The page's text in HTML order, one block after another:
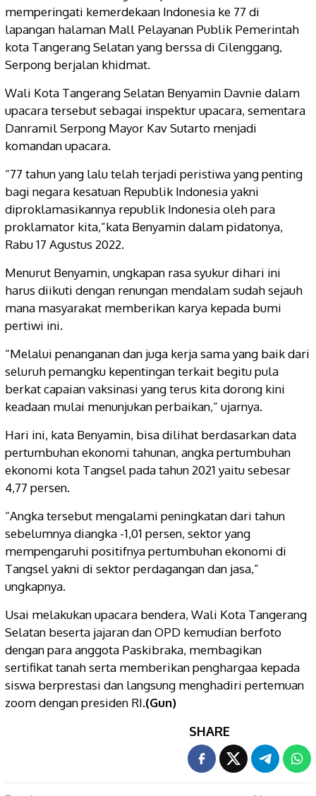
memperingati kemerdekaan Indonesia ke 77 di
lapangan halaman Mall Pelayanan Publik Pemerintah
kota Tangerang Selatan yang berssa di Cilenggang,
Serpong berjalan khidmat.
Wali Kota Tangerang Selatan Benyamin Davnie dalam
upacara tersebut sebagai inspektur upacara, sementara
Danramil Serpong Mayor Kav Sutarto menjadi
komandan upacara.
“77 tahun yang lalu telah terjadi peristiwa yang penting
bagi negara kesatuan Republik Indonesia yakni
diproklamasikannya republik Indonesia oleh para
proklamator kita,”kata Benyamin dalam pidatonya,
Rabu 17 Agustus 2022.
Menurut Benyamin, ungkapan rasa syukur dihari ini
harus diikuti dengan renungan mendalam sudah sejauh
mana masyarakat memberikan karya kepada bumi
pertiwi ini.
“Melalui penanganan dan juga kerja sama yang baik dari
seluruh pemangku kepentingan terkait begitu pula
berkat capaian vaksinasi yang terus kita dorong kini
keadaan mulai menunjukan perbaikan,” ujarnya.
Hari ini, kata Benyamin, bisa dilihat berdasarkan data
pertumbuhan ekonomi tahunan, angka pertumbuhan
ekonomi kota Tangsel pada tahun 2021 yaitu sebesar
4,77 persen.
“Angka tersebut mengalami peningkatan dari tahun
sebelumnya diangka -1,01 persen, sektor yang
mempengaruhi positifnya pertumbuhan ekonomi di
Tangsel yakni di sektor perdagangan dan jasa,”
ungkapnya.
Usai melakukan upacara bendera, Wali Kota Tangerang
Selatan beserta jajaran dan OPD kemudian berfoto
dengan para anggota Paskibraka, membagikan
sertifikat tanah serta memberikan penghargaa kepada
siswa berprestasi dan langsung menghadiri pertemuan
zoom dengan presiden RI.(Gun)
SHARE